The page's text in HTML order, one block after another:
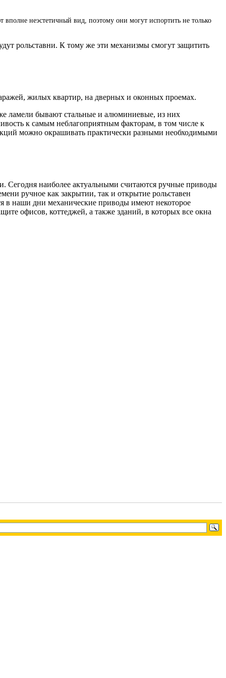
неэстетичный вид, поэтому они могут испортить не только
рольставни. К тому же эти механизмы смогут защитить
жилых квартир, на дверных и оконных проемах.
ламели бывают стальные и алюминиевые, из них
к самым неблагоприятным факторам, в том числе к
можно окрашивать практически разными необходимыми
Сегодня наиболее актуальными считаются ручные приводы
ручное как закрытии, так и открытие рольставен
в наши дни механические приводы имеют некоторое
офисов, коттеджей, а также зданий, в которых все окна